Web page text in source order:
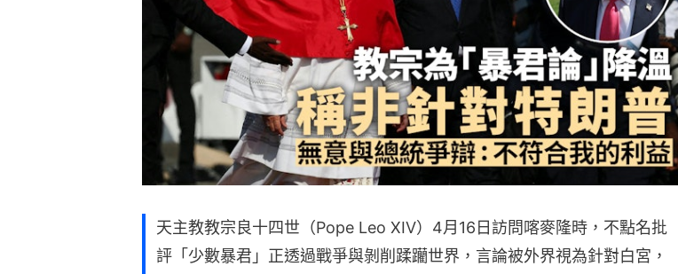
天主教教宗良十四世（Pope Leo XIV）4月16日訪問喀麥隆時，不點名批
評「少數暴君」正透過戰爭與剝削蹂躪世界，言論被外界視為針對白宮，